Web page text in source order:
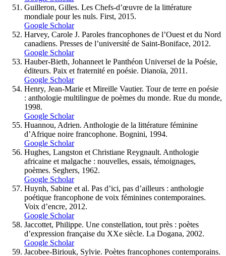
Guilleron, Gilles. Les Chefs-d’œuvre de la littérature
mondiale pour les nuls. First, 2015.
Google Scholar
Harvey, Carole J. Paroles francophones de l’Ouest et du Nord
canadiens. Presses de l’université de Saint-Boniface, 2012.
Google Scholar
Hauber-Bieth, Johanneet le Panthéon Universel de la Poésie,
éditeurs. Paix et fraternité en poésie. Dianoïa, 2011.
Google Scholar
Henry, Jean-Marie et Mireille Vautier. Tour de terre en poésie
: anthologie multilingue de poèmes du monde. Rue du monde,
1998.
Google Scholar
Huannou, Adrien. Anthologie de la littérature féminine
d’Afrique noire francophone. Bognini, 1994.
Google Scholar
Hughes, Langston et Christiane Reygnault. Anthologie
africaine et malgache : nouvelles, essais, témoignages,
poèmes. Seghers, 1962.
Google Scholar
Huynh, Sabine et al. Pas d’ici, pas d’ailleurs : anthologie
poétique francophone de voix féminines contemporaines.
Voix d’encre, 2012.
Google Scholar
Jaccottet, Philippe. Une constellation, tout près : poètes
d’expression française du XXe siècle. La Dogana, 2002.
Google Scholar
Jacobee-Biriouk, Sylvie. Poètes francophones contemporains.